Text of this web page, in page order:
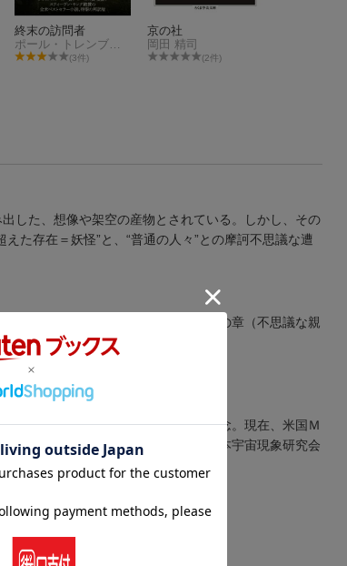
終末の訪問者
(3件)
京の社
岡田 精司
(2件)
した、想像や架空の産物とされている。しかし、その
た存在＝妖怪”と、“普通の人々”との摩訶不思議な遭
鬼の引越し ほか）／３の祠 水辺の章（不思議な親
を含む超常現象・奇現象の研究に専念。現在、米国Ｍ
フォーティアン協会日本通信員、日本宇宙現象研究会
たものです）